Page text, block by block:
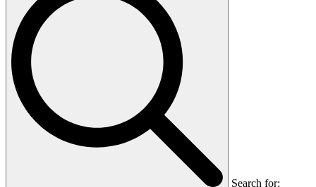
Search for: